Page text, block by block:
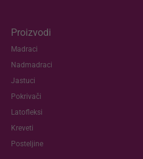
Proizvodi
Madraci
Nadmadraci
Jastuci
Pokrivači
Latofleksi
Kreveti
Posteljine